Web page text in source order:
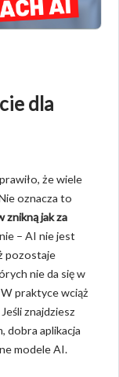
dla
że wiele
oznacza to
jak za
– AI nie jest
pozostaje
nie da się w
praktyce wciąż
znajdziesz
dobra aplikacja
modele AI.